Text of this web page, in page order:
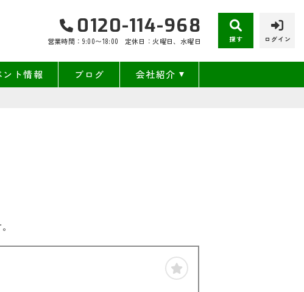
0120-114-968
営業時間：9:00〜18:00 定休日：火曜日、水曜日 探す ログイン
ント情報 ブログ 会社紹介